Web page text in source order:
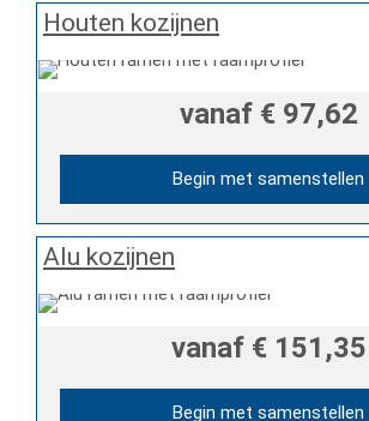
Houten kozijnen
vanaf € 97,62
Begin met samenstellen
Alu kozijnen
vanaf € 151,35
Begin met samenstellen